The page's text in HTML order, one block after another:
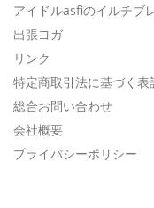
アイドルasfiのイルチブ
出張ヨガ
リンク
特定商取引法に基づく表
総合お問い合わせ
会社概要
プライバシーポリシー